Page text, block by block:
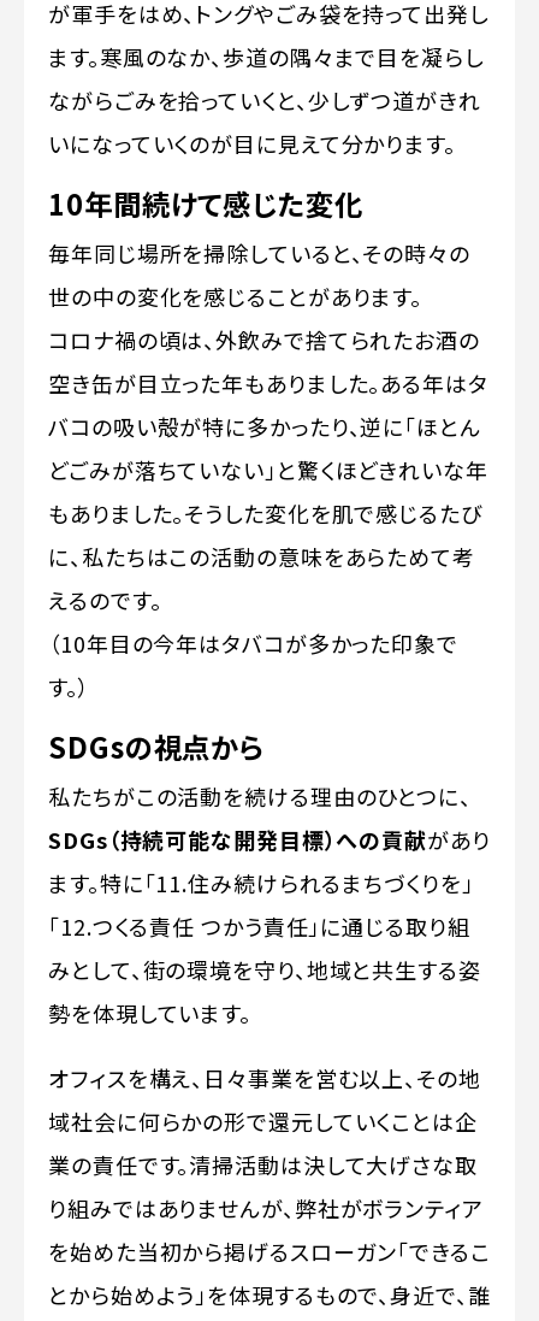
が軍手をはめ、トングやごみ袋を持って出発し
ます。寒風のなか、歩道の隅々まで目を凝らし
ながらごみを拾っていくと、少しずつ道がきれ
いになっていくのが目に見えて分かります。
10年間続けて感じた変化
毎年同じ場所を掃除していると、その時々の
世の中の変化を感じることがあります。
コロナ禍の頃は、外飲みで捨てられたお酒の
空き缶が目立った年もありました。ある年はタ
バコの吸い殻が特に多かったり、逆に「ほとん
どごみが落ちていない」と驚くほどきれいな年
もありました。そうした変化を肌で感じるたび
に、私たちはこの活動の意味をあらためて考
えるのです。
（10年目の今年はタバコが多かった印象で
す。）
SDGsの視点から
私たちがこの活動を続ける理由のひとつに、
SDGs（持続可能な開発目標）への貢献があり
ます。特に「11.住み続けられるまちづくりを」
「12.つくる責任 つかう責任」に通じる取り組
みとして、街の環境を守り、地域と共生する姿
勢を体現しています。
オフィスを構え、日々事業を営む以上、その地
域社会に何らかの形で還元していくことは企
業の責任です。清掃活動は決して大げさな取
り組みではありませんが、弊社がボランティア
を始めた当初から掲げるスローガン「できるこ
とから始めよう」を体現するもので、身近で、誰